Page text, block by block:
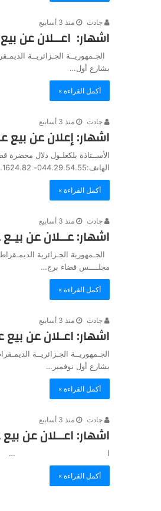
جادت منذ 3 أسابيع
اشهار: اعــلان عن
الجـمهوريــة الجـزائريــة
بشارع أول…
أكمل القراءة »
جادت منذ 3 أسابيع
اشهار: إعلان عن بيع
الهاتف:044.29.54.55- 0697.1624.82…
أكمل القراءة »
جادت منذ 3 أسابيع
اشهار: عــلان عن بيـع
الجـمهورية الجـزائرية
مجلــــس قضاء برج…
أكمل القراءة »
جادت منذ 3 أسابيع
اشهار: اعـلان عن بيع
الجـمهوريــة الجـزائريــة
بشارع أول نوفمبر…
أكمل القراءة »
جادت منذ 3 أسابيع
اشهار: اعــلان عن
ا …
أكمل القراءة »